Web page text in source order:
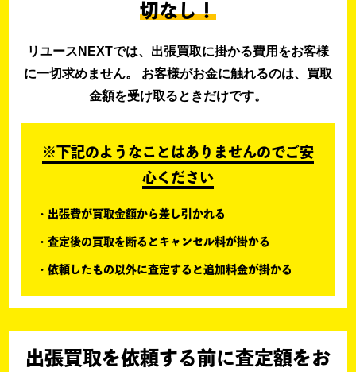
切なし！
リユースNEXTでは、出張買取に掛かる費用をお客様
に一切求めません。 お客様がお金に触れるのは、買取
金額を受け取るときだけです。
※下記のようなことはありませんのでご安
心ください
出張費が買取金額から差し引かれる
査定後の買取を断るとキャンセル料が掛かる
依頼したもの以外に査定すると追加料金が掛かる
出張買取を依頼する前に査定額をお